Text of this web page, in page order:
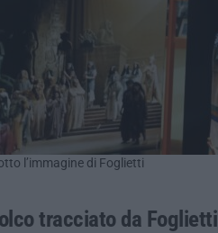
l’immagine di Foglietti
tracciato da Foglietti